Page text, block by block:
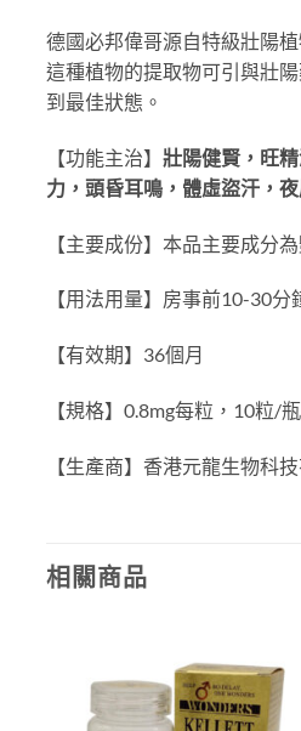
德國必邦偉哥源自特級壯陽
這種植物的提取物可引與壯
到最佳狀態。
【功能主治】 壯陽健賢，旺
力，頭昏耳鳴，體虛盜汗，
【主要成份】本品主要成分
【用法用量】房事前10-30
【有效期】36個月
【規格】0.8mg每粒，10粒/瓶
【生產商】香港元龍生物科
相關商品